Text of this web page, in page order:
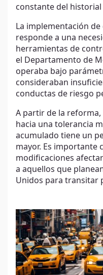
constante del historial
La implementación
responde a una
herramientas de
el Departamento de
operaba bajo
consideraban
conductas de riesgo
A partir de la reforma,
hacia una tolerancia
acumulado tiene un
mayor. Es importante
modificaciones
a aquellos que
Unidos para transitar